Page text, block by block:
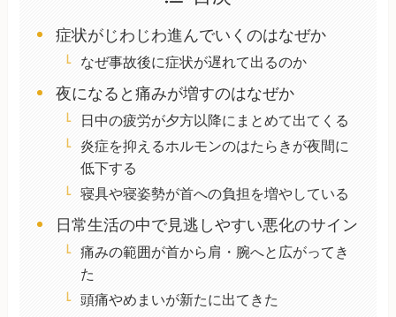
症状がじわじわ進んでいくのはなぜか
なぜ事故後に症状が遅れて出るのか
夜になると痛みが増すのはなぜか
日中の疲労が夕方以降にまとめて出てくる
炎症を抑えるホルモンのはたらきが夜間に
低下する
寝具や寝姿勢が首への負担を増やしている
日常生活の中で見逃しやすい悪化のサイン
痛みの範囲が首から肩・腕へと広がってき
た
頭痛やめまいが新たに出てきた